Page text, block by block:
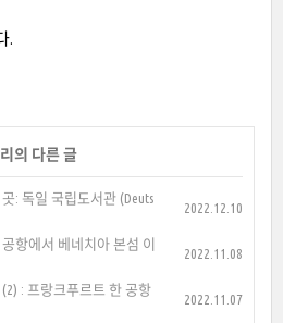
.
의 다른 글
: 독일 국립도서관 (Deuts
2022.12.10
항에서 베네치아 본섬 이
2022.11.08
: 프랑크푸르트 한 공항
2022.11.07